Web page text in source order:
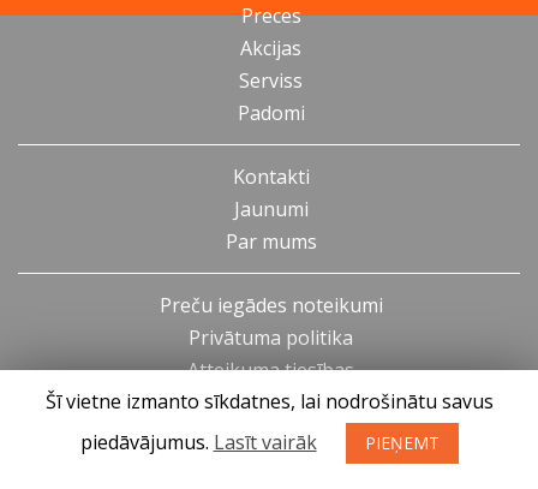
Preces
Akcijas
Serviss
Padomi
Kontakti
Jaunumi
Par mums
Preču iegādes noteikumi
Privātuma politika
Atteikuma tiesības
Šī vietne izmanto sīkdatnes, lai nodrošinātu savus
piedāvājumus. Lasīt vairāk PIEŅEMT